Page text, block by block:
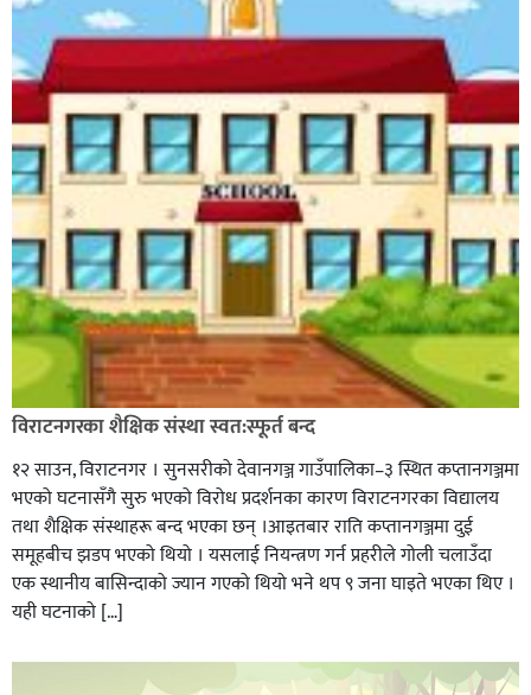
विराटनगरका शैक्षिक संस्था स्वत:स्फूर्त बन्द
१२ साउन, विराटनगर । सुनसरीको देवानगञ्ज गाउँपालिका–३ स्थित कप्तानगञ्जमा
भएको घटनासँगै सुरु भएको विरोध प्रदर्शनका कारण विराटनगरका विद्यालय
तथा शैक्षिक संस्थाहरू बन्द भएका छन् ।आइतबार राति कप्तानगञ्जमा दुई
समूहबीच झडप भएको थियो । यसलाई नियन्त्रण गर्न प्रहरीले गोली चलाउँदा
एक स्थानीय बासिन्दाको ज्यान गएको थियो भने थप ९ जना घाइते भएका थिए ।
यही घटनाको […]